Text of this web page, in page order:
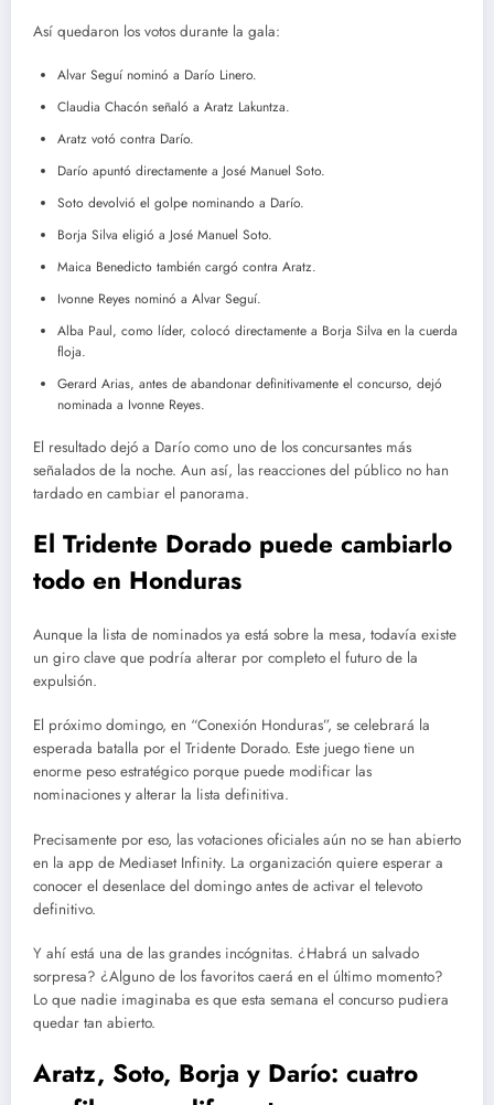
Así quedaron los votos durante la gala:
Alvar Seguí nominó a Darío Linero.
Claudia Chacón señaló a Aratz Lakuntza.
Aratz votó contra Darío.
Darío apuntó directamente a José Manuel Soto.
Soto devolvió el golpe nominando a Darío.
Borja Silva eligió a José Manuel Soto.
Maica Benedicto también cargó contra Aratz.
Ivonne Reyes nominó a Alvar Seguí.
Alba Paul, como líder, colocó directamente a Borja Silva en la cuerda
floja.
Gerard Arias, antes de abandonar definitivamente el concurso, dejó
nominada a Ivonne Reyes.
El resultado dejó a Darío como uno de los concursantes más
señalados de la noche. Aun así, las reacciones del público no han
tardado en cambiar el panorama.
El Tridente Dorado puede cambiarlo
todo en Honduras
Aunque la lista de nominados ya está sobre la mesa, todavía existe
un giro clave que podría alterar por completo el futuro de la
expulsión.
El próximo domingo, en “Conexión Honduras”, se celebrará la
esperada batalla por el Tridente Dorado. Este juego tiene un
enorme peso estratégico porque puede modificar las
nominaciones y alterar la lista definitiva.
Precisamente por eso, las votaciones oficiales aún no se han abierto
en la app de Mediaset Infinity. La organización quiere esperar a
conocer el desenlace del domingo antes de activar el televoto
definitivo.
Y ahí está una de las grandes incógnitas. ¿Habrá un salvado
sorpresa? ¿Alguno de los favoritos caerá en el último momento?
Lo que nadie imaginaba es que esta semana el concurso pudiera
quedar tan abierto.
Aratz, Soto, Borja y Darío: cuatro